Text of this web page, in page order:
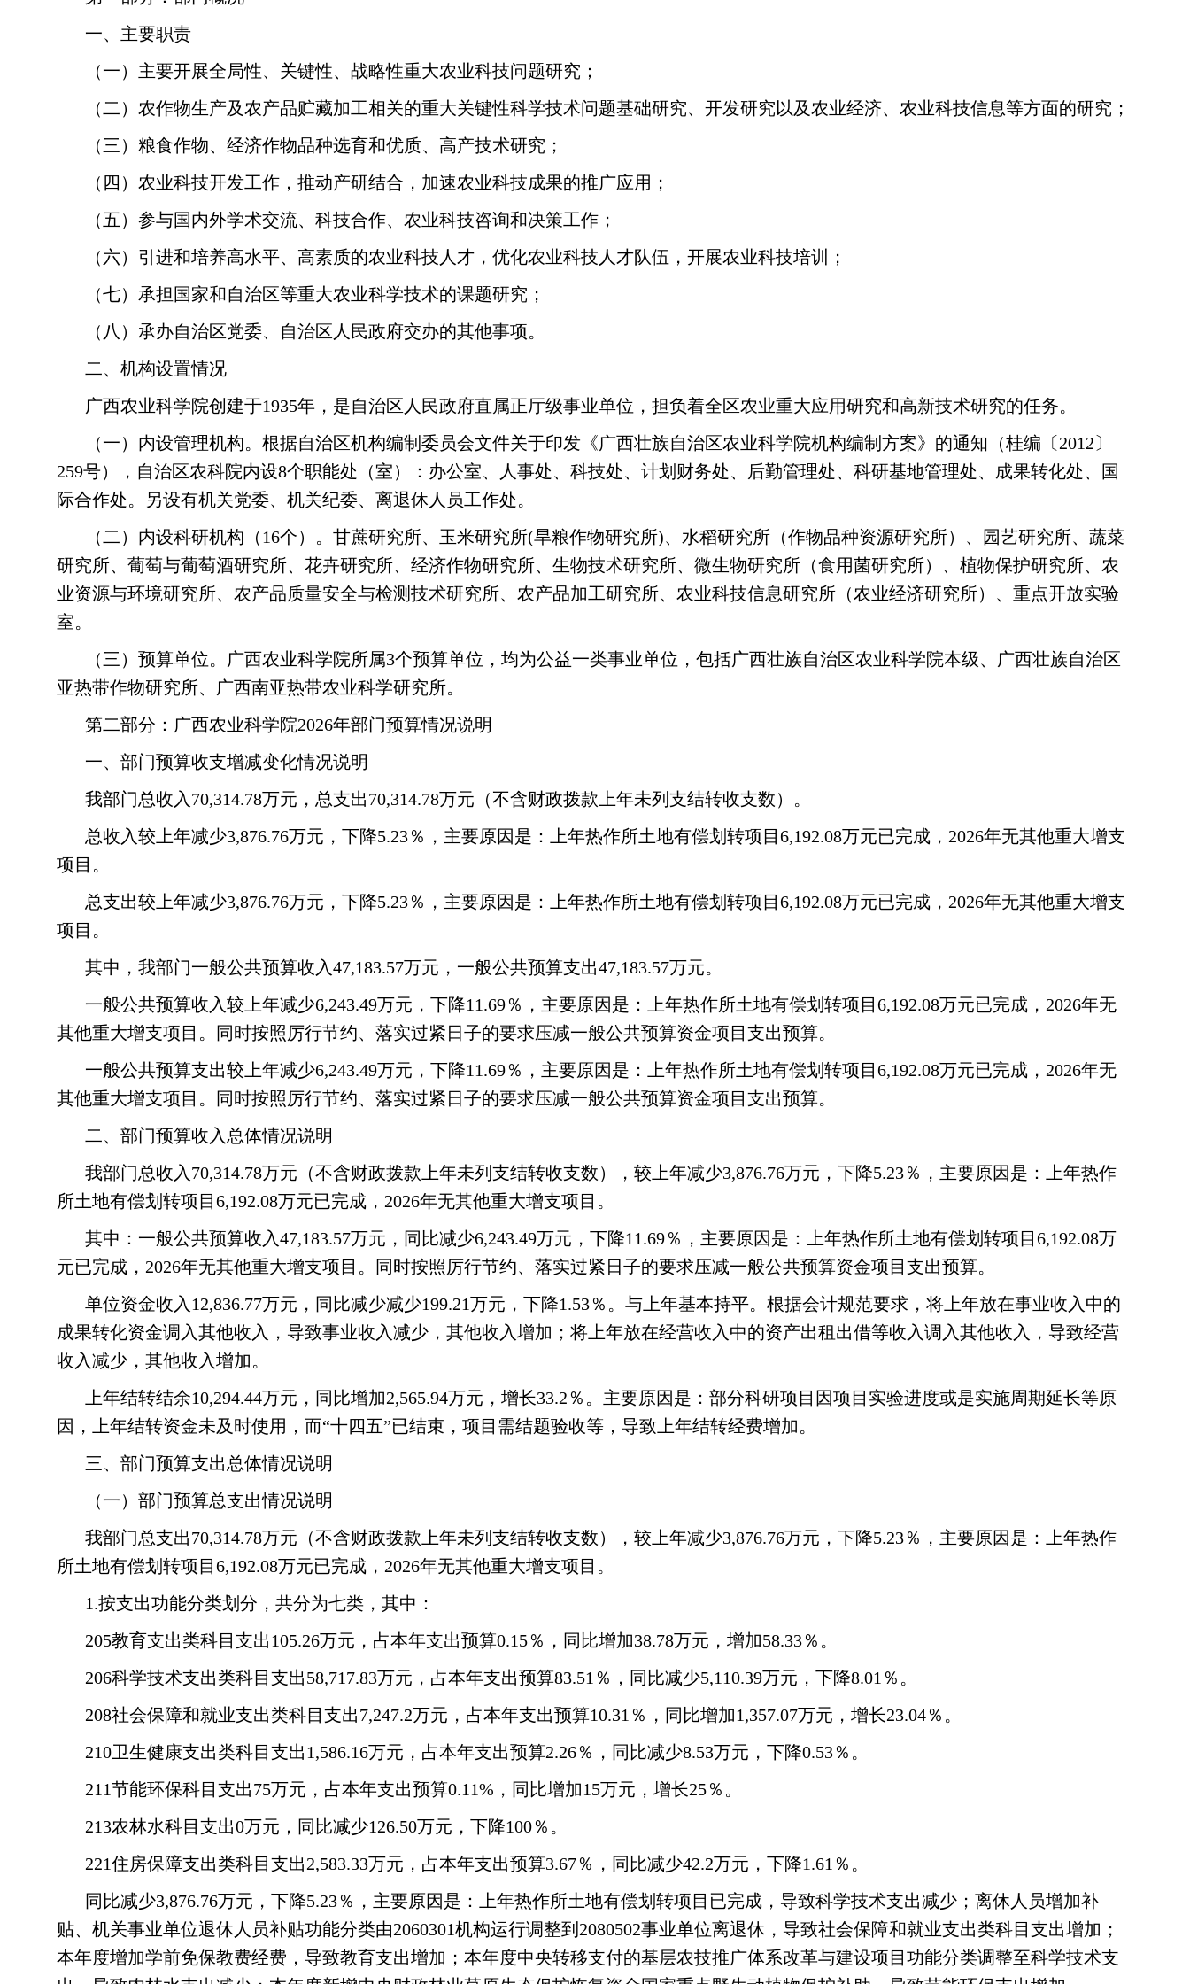
一、主要职责
（一）主要开展全局性、关键性、战略性重大农业科技问题研究；
（二）农作物生产及农产品贮藏加工相关的重大关键性科学技术问题基础研究、开发研究以及农业经济、农业科技信息等方面的研究；
（三）粮食作物、经济作物品种选育和优质、高产技术研究；
（四）农业科技开发工作，推动产研结合，加速农业科技成果的推广应用；
（五）参与国内外学术交流、科技合作、农业科技咨询和决策工作；
（六）引进和培养高水平、高素质的农业科技人才，优化农业科技人才队伍，开展农业科技培训；
（七）承担国家和自治区等重大农业科学技术的课题研究；
（八）承办自治区党委、自治区人民政府交办的其他事项。
二、机构设置情况
广西农业科学院创建于1935年，是自治区人民政府直属正厅级事业单位，担负着全区农业重大应用研究和高新技术研究的任务。
（一）内设管理机构。根据自治区机构编制委员会文件关于印发《广西壮族自治区农业科学院机构编制方案》的通知（桂编〔2012〕
259号），自治区农科院内设8个职能处（室）：办公室、人事处、科技处、计划财务处、后勤管理处、科研基地管理处、成果转化处、国
际合作处。另设有机关党委、机关纪委、离退休人员工作处。
（二）内设科研机构（16个）。甘蔗研究所、玉米研究所(旱粮作物研究所)、水稻研究所（作物品种资源研究所）、园艺研究所、蔬菜
研究所、葡萄与葡萄酒研究所、花卉研究所、经济作物研究所、生物技术研究所、微生物研究所（食用菌研究所）、植物保护研究所、农
业资源与环境研究所、农产品质量安全与检测技术研究所、农产品加工研究所、农业科技信息研究所（农业经济研究所）、重点开放实验
室。
（三）预算单位。广西农业科学院所属3个预算单位，均为公益一类事业单位，包括广西壮族自治区农业科学院本级、广西壮族自治区
亚热带作物研究所、广西南亚热带农业科学研究所。
第二部分：广西农业科学院2026年部门预算情况说明
一、部门预算收支增减变化情况说明
我部门总收入70,314.78万元，总支出70,314.78万元（不含财政拨款上年未列支结转收支数）。
总收入较上年减少3,876.76万元，下降5.23％，主要原因是：上年热作所土地有偿划转项目6,192.08万元已完成，2026年无其他重大增支
项目。
总支出较上年减少3,876.76万元，下降5.23％，主要原因是：上年热作所土地有偿划转项目6,192.08万元已完成，2026年无其他重大增支
项目。
其中，我部门一般公共预算收入47,183.57万元，一般公共预算支出47,183.57万元。
一般公共预算收入较上年减少6,243.49万元，下降11.69％，主要原因是：上年热作所土地有偿划转项目6,192.08万元已完成，2026年无
其他重大增支项目。同时按照厉行节约、落实过紧日子的要求压减一般公共预算资金项目支出预算。
一般公共预算支出较上年减少6,243.49万元，下降11.69％，主要原因是：上年热作所土地有偿划转项目6,192.08万元已完成，2026年无
其他重大增支项目。同时按照厉行节约、落实过紧日子的要求压减一般公共预算资金项目支出预算。
二、部门预算收入总体情况说明
我部门总收入70,314.78万元（不含财政拨款上年未列支结转收支数），较上年减少3,876.76万元，下降5.23％，主要原因是：上年热作
所土地有偿划转项目6,192.08万元已完成，2026年无其他重大增支项目。
其中：一般公共预算收入47,183.57万元，同比减少6,243.49万元，下降11.69％，主要原因是：上年热作所土地有偿划转项目6,192.08万
元已完成，2026年无其他重大增支项目。同时按照厉行节约、落实过紧日子的要求压减一般公共预算资金项目支出预算。
单位资金收入12,836.77万元，同比减少减少199.21万元，下降1.53％。与上年基本持平。根据会计规范要求，将上年放在事业收入中的
成果转化资金调入其他收入，导致事业收入减少，其他收入增加；将上年放在经营收入中的资产出租出借等收入调入其他收入，导致经营
收入减少，其他收入增加。
上年结转结余10,294.44万元，同比增加2,565.94万元，增长33.2％。主要原因是：部分科研项目因项目实验进度或是实施周期延长等原
因，上年结转资金未及时使用，而“十四五”已结束，项目需结题验收等，导致上年结转经费增加。
三、部门预算支出总体情况说明
（一）部门预算总支出情况说明
我部门总支出70,314.78万元（不含财政拨款上年未列支结转收支数），较上年减少3,876.76万元，下降5.23％，主要原因是：上年热作
所土地有偿划转项目6,192.08万元已完成，2026年无其他重大增支项目。
1.按支出功能分类划分，共分为七类，其中：
205教育支出类科目支出105.26万元，占本年支出预算0.15％，同比增加38.78万元，增加58.33％。
206科学技术支出类科目支出58,717.83万元，占本年支出预算83.51％，同比减少5,110.39万元，下降8.01％。
208社会保障和就业支出类科目支出7,247.2万元，占本年支出预算10.31％，同比增加1,357.07万元，增长23.04％。
210卫生健康支出类科目支出1,586.16万元，占本年支出预算2.26％，同比减少8.53万元，下降0.53％。
211节能环保科目支出75万元，占本年支出预算0.11%，同比增加15万元，增长25％。
213农林水科目支出0万元，同比减少126.50万元，下降100％。
221住房保障支出类科目支出2,583.33万元，占本年支出预算3.67％，同比减少42.2万元，下降1.61％。
同比减少3,876.76万元，下降5.23％，主要原因是：上年热作所土地有偿划转项目已完成，导致科学技术支出减少；离休人员增加补
贴、机关事业单位退休人员补贴功能分类由2060301机构运行调整到2080502事业单位离退休，导致社会保障和就业支出类科目支出增加；
本年度增加学前免保教费经费，导致教育支出增加；本年度中央转移支付的基层农技推广体系改革与建设项目功能分类调整至科学技术支